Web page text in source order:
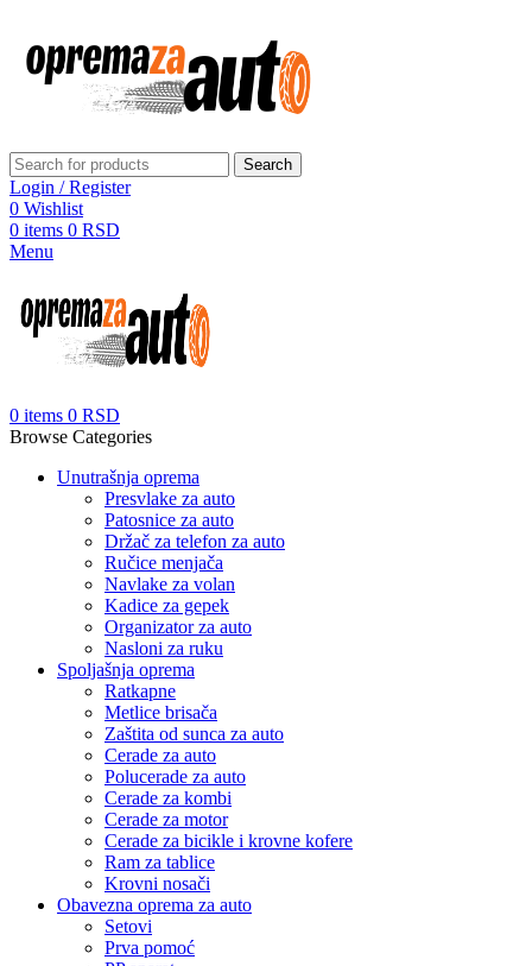
Search
Login / Register
0 Wishlist
0 items 0 RSD
Menu
0 items 0 RSD
Browse Categories
Unutrašnja oprema
Presvlake za auto
Patosnice za auto
Držač za telefon za auto
Ručice menjača
Navlake za volan
Kadice za gepek
Organizator za auto
Nasloni za ruku
Spoljašnja oprema
Ratkapne
Metlice brisača
Zaštita od sunca za auto
Cerade za auto
Polucerade za auto
Cerade za kombi
Cerade za motor
Cerade za bicikle i krovne kofere
Ram za tablice
Krovni nosači
Obavezna oprema za auto
Setovi
Prva pomoć